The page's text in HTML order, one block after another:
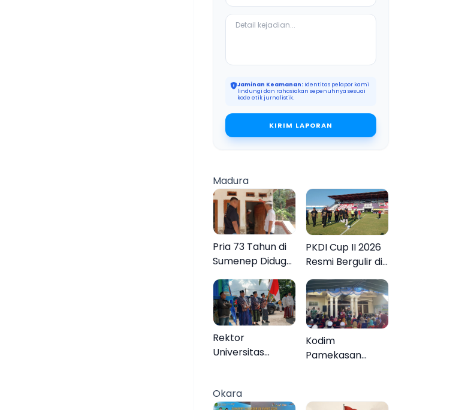
Jaminan Keamanan: Identitas pelapor kami
lindungi dan rahasiakan sepenuhnya sesuai
kode etik jurnalistik.
KIRIM LAPORAN
Madura
Pria 73 Tahun di
Sumenep Diduga
Sendiri
PKDI Cup II 2026
Resmi Bergulir di
Desa se-Madura
Rebut Tiket ke
Tingkat Nasional
Rektor
Universitas
KKN Internasional
Kodim
Pamekasan
Gratis, 160 Warga
Okara